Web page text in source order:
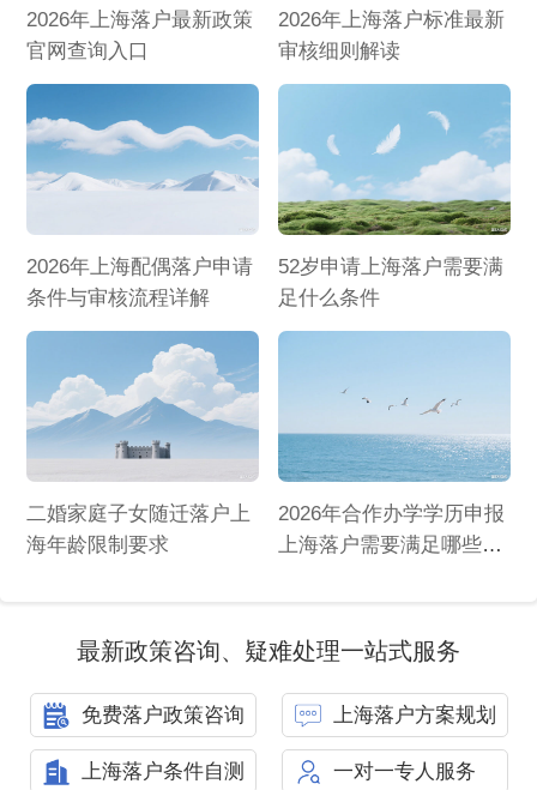
2026年上海落户最新政策
官网查询入口
2026年上海落户标准最新
审核细则解读
2026年上海配偶落户申请
条件与审核流程详解
52岁申请上海落户需要满
足什么条件
二婚家庭子女随迁落户上
海年龄限制要求
2026年合作办学学历申报
上海落户需要满足哪些条
最新政策咨询、疑难处理一站式服务
免费落户政策咨询 上海落户方案规划
上海落户条件自测 一对一专人服务